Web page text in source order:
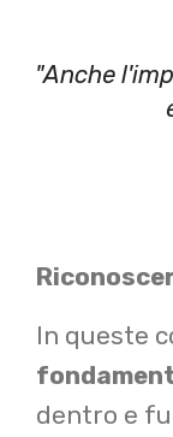
"Anche
In queste
dentro e